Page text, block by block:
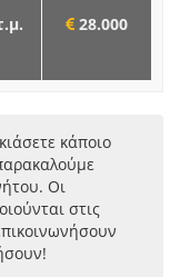
28.000
κάποιο
Οι
στις